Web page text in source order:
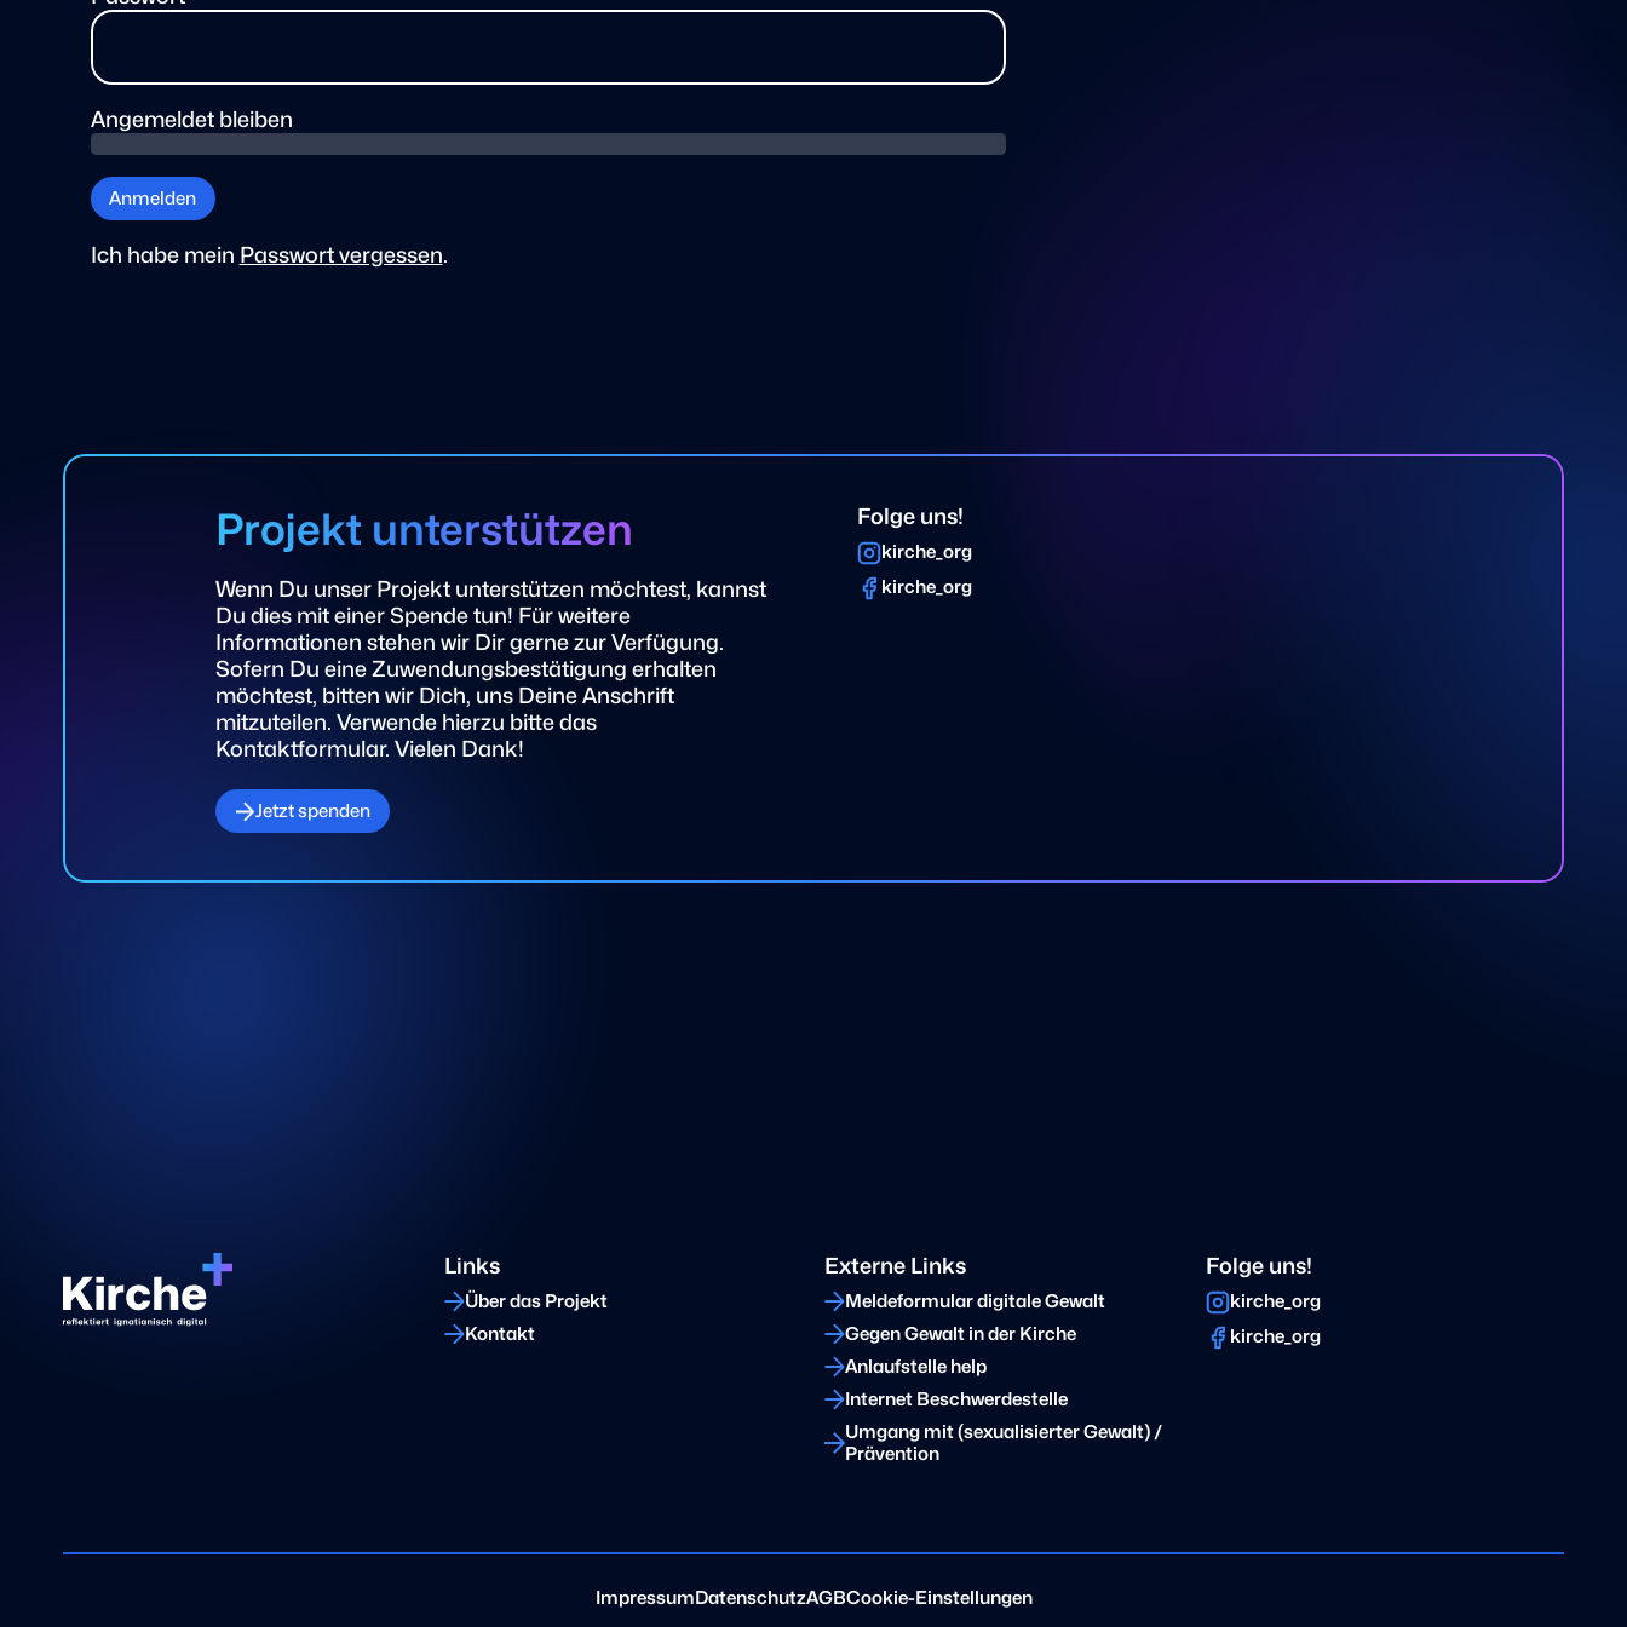
Angemeldet bleiben
Anmelden
Ich habe mein Passwort vergessen.
Projekt unterstützen
Wenn Du unser Projekt unterstützen möchtest, kannst
Du dies mit einer Spende tun! Für weitere
Informationen stehen wir Dir gerne zur Verfügung.
Sofern Du eine Zuwendungsbestätigung erhalten
möchtest, bitten wir Dich, uns Deine Anschrift
mitzuteilen. Verwende hierzu bitte das
Kontaktformular. Vielen Dank!
Jetzt spenden
Folge uns!
kirche_org
kirche_org
Links
Über das Projekt
Kontakt
Externe Links
Meldeformular digitale Gewalt
Gegen Gewalt in der Kirche
Anlaufstelle help
Internet Beschwerdestelle
Umgang mit (sexualisierter Gewalt) /
Prävention
Folge uns!
kirche_org
kirche_org
ImpressumDatenschutzAGBCookie-Einstellungen